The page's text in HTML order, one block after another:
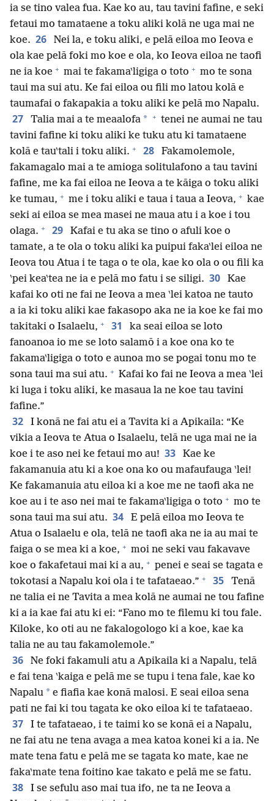
ia se tino valea fua. Kae ko au, tau tavini fafine, e seki
fetaui mo tamataene a toku aliki kolā ne uga mai ne
koe. 26
Nei la, e toku aliki, e pelā eiloa mo Ieova e
ola kae pelā foki mo koe e ola, ko Ieova eiloa ne taofi
ne ia koe + mai te fakama‵ligiga o toto + mo te sona
taui ma sui atu. Ke fai eiloa ou fili mo latou kolā e
taumafai o fakapakia a toku aliki ke pelā mo Napalu.
27 Talia mai a te meaalofa * + tenei ne aumai ne tau
tavini fafine ki toku aliki ke tuku atu ki tamataene
kolā e tau‵tali i toku aliki. + 28
Fakamolemole,
fakamagalo mai a te amioga solitulafono a tau tavini
fafine, me ka fai eiloa ne Ieova a te kāiga o toku aliki
ke tumau, + me i toku aliki e taua i taua a Ieova, + kae
seki ai eiloa se mea masei ne maua atu i a koe i tou
olaga. + 29
Kafai e tu aka se tino o afuli koe o
tamate, a te ola o toku aliki ka puipui faka‵lei eiloa ne
Ieova tou Atua i te taga o te ola, kae ko ola o ou fili ka
‵pei kea‵tea ne ia e pelā mo fatu i se siligi. 30
Kae
kafai ko oti ne fai ne Ieova a mea ‵lei katoa ne tauto
a ia ki toku aliki kae fakasopo aka ne ia koe ke fai mo
takitaki o Isalaelu, + 31
ka seai eiloa se loto
fanoanoa io me se loto salamō i a koe ona ko te
fakama‵ligiga o toto e aunoa mo se pogai tonu mo te
sona taui ma sui atu. + Kafai ko fai ne Ieova a mea ‵lei
ki luga i toku aliki, ke masaua la ne koe tau tavini
fafine.”
32
I konā ne fai atu ei a Tavita ki a Apikaila: “Ke
vikia a Ieova te Atua o Isalaelu, telā ne uga mai ne ia
koe i te aso nei ke fetaui mo au! 33
Kae ke
fakamanuia atu ki a koe ona ko ou mafaufauga ‵lei!
Ke fakamanuia atu eiloa ki a koe me ne taofi aka ne
koe au i te aso nei mai te fakama‵ligiga o toto + mo te
sona taui ma sui atu. 34
E pelā eiloa mo Ieova te
Atua o Isalaelu e ola, telā ne taofi aka ne ia au mai te
faiga o se mea ki a koe, + moi ne seki vau fakavave
koe o fakafetaui mai ki a au, + penei e seai se tagata e
tokotasi a Napalu koi ola i te tafataeao.” + 35
Tenā
ne talia ei ne Tavita a mea kolā ne aumai ne tou fafine
ki a ia kae fai atu ki ei: “Fano mo te filemu ki tou fale.
Kiloke, ko oti au ne fakalogologo ki a koe, kae ka
talia ne au tau fakamolemole.”
36
Ne foki fakamuli atu a Apikaila ki a Napalu, telā
e fai tena ‵kaiga e pelā me se tupu i tena fale, kae ko
Napalu * e fiafia kae konā malosi. E seai eiloa sena
pati ne fai ki tou tagata ke oko eiloa ki te tafataeao.
37
I te tafataeao, i te taimi ko se konā ei a Napalu,
ne fai atu ne tena avaga a mea katoa konei ki a ia. Ne
mate tena fatu e pelā me se tagata ko mate, kae ne
faka‵mate tena foitino kae takato e pelā me se fatu.
38
I se sefulu aso mai tua ifo, ne ta ne Ieova a